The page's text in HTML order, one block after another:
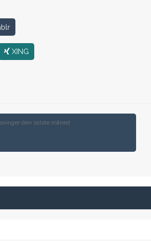
XING
den sidste måned